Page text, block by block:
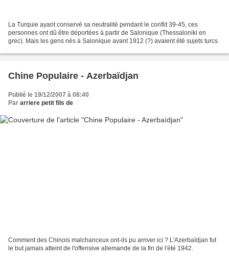
La Turquie ayant conservé sa neutralité pendant le conflit 39-45, ces
personnes ont dû être déportées à partir de Salonique (Thessaloniki en
grec). Mais les gens nés à Salonique avant 1912 (?) avaient été sujets turcs.
Chine Populaire - Azerbaïdjan
Publié le 19/12/2007 à 08:40
Par arriere petit fils de
Comment des Chinois malchanceux ont-ils pu arriver ici ? L'Azerbaïdjan fut
le but jamais atteint de l'offensive allemande de la fin de l'été 1942.